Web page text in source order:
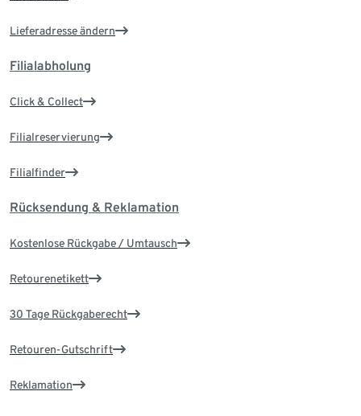
Lieferadresse ändern
Filialabholung
Click & Collect
Filialreservierung
Filialfinder
Rücksendung & Reklamation
Kostenlose Rückgabe / Umtausch
Retourenetikett
30 Tage Rückgaberecht
Retouren-Gutschrift
Reklamation